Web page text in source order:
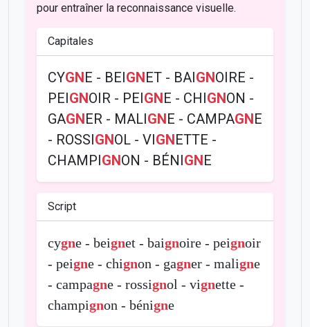
pour entraîner la reconnaissance visuelle.
Capitales
CYGNE - BEIGNET - BAIGNOIRE -
PEIGNOIR - PEIGNE - CHIGNON -
GAGNER - MALIGNE - CAMPAGNE
- ROSSIGNOL - VIGNETTE -
CHAMPIGNON - BÉNIGNE
Script
cygne - beignet - baignoire - peignoir
- peigne - chignon - gagner - maligne
- campagne - rossignol - vignette -
champignon - bénigne